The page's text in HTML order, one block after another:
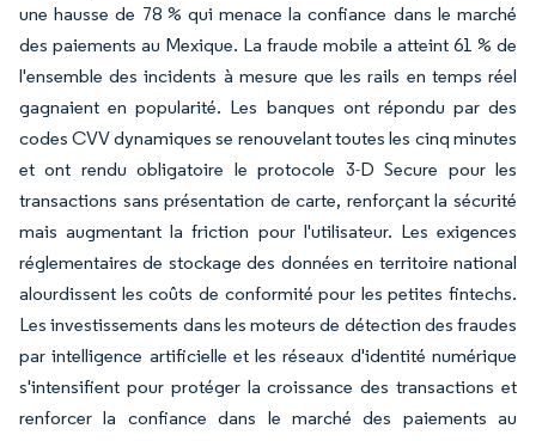
une hausse de 78 % qui menace la confiance dans le marché
des paiements au Mexique. La fraude mobile a atteint 61 % de
l'ensemble des incidents à mesure que les rails en temps réel
gagnaient en popularité. Les banques ont répondu par des
codes CVV dynamiques se renouvelant toutes les cinq minutes
et ont rendu obligatoire le protocole 3-D Secure pour les
transactions sans présentation de carte, renforçant la sécurité
mais augmentant la friction pour l'utilisateur. Les exigences
réglementaires de stockage des données en territoire national
alourdissent les coûts de conformité pour les petites fintechs.
Les investissements dans les moteurs de détection des fraudes
par intelligence artificielle et les réseaux d'identité numérique
s'intensifient pour protéger la croissance des transactions et
renforcer la confiance dans le marché des paiements au